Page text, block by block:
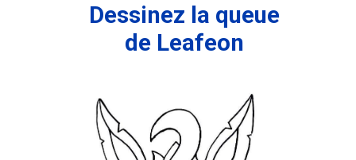
Dessinez la queue
de Leafeon